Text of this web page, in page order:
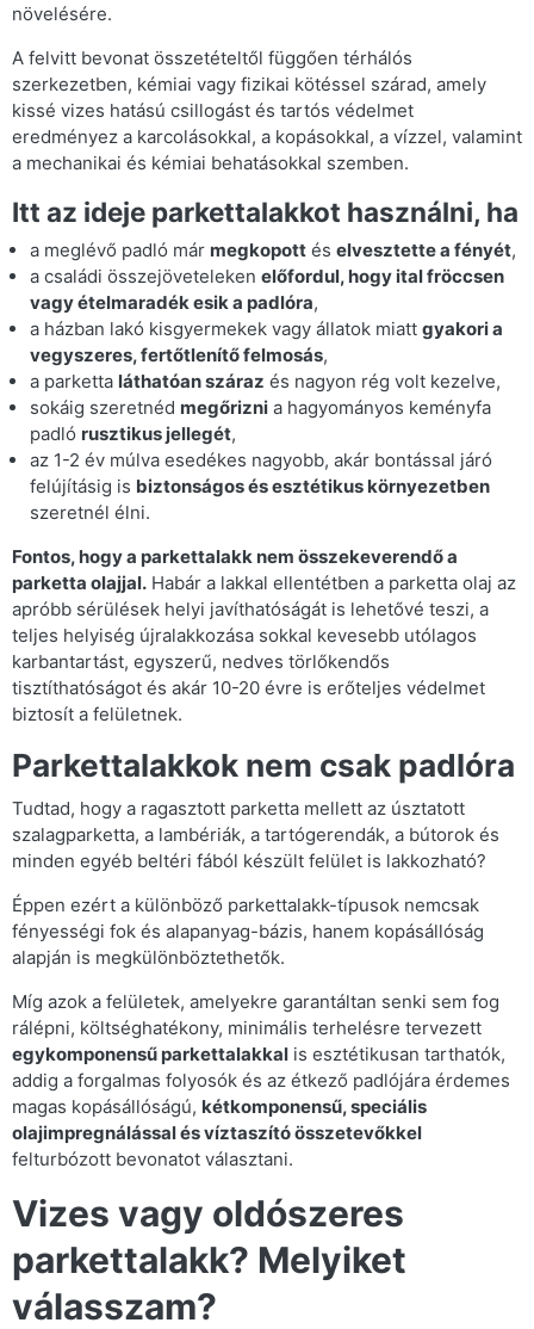
növelésére.
A felvitt bevonat összetételtől függően térhálós
szerkezetben, kémiai vagy fizikai kötéssel szárad, amely
kissé vizes hatású csillogást és tartós védelmet
eredményez a karcolásokkal, a kopásokkal, a vízzel, valamint
a mechanikai és kémiai behatásokkal szemben.
Itt az ideje parkettalakkot használni, ha
a meglévő padló már megkopott és elvesztette a fényét,
a családi összejöveteleken előfordul, hogy ital fröccsen
vagy ételmaradék esik a padlóra,
a házban lakó kisgyermekek vagy állatok miatt gyakori a
vegyszeres, fertőtlenítő felmosás,
a parketta láthatóan száraz és nagyon rég volt kezelve,
sokáig szeretnéd megőrizni a hagyományos keményfa
padló rusztikus jellegét,
az 1-2 év múlva esedékes nagyobb, akár bontással járó
felújításig is biztonságos és esztétikus környezetben
szeretnél élni.
Fontos, hogy a parkettalakk nem összekeverendő a
parketta olajjal. Habár a lakkal ellentétben a parketta olaj az
apróbb sérülések helyi javíthatóságát is lehetővé teszi, a
teljes helyiség újralakkozása sokkal kevesebb utólagos
karbantartást, egyszerű, nedves törlőkendős
tisztíthatóságot és akár 10-20 évre is erőteljes védelmet
biztosít a felületnek.
Parkettalakkok nem csak padlóra
Tudtad, hogy a ragasztott parketta mellett az úsztatott
szalagparketta, a lambériák, a tartógerendák, a bútorok és
minden egyéb beltéri fából készült felület is lakkozható?
Éppen ezért a különböző parkettalakk-típusok nemcsak
fényességi fok és alapanyag-bázis, hanem kopásállóság
alapján is megkülönböztethetők.
Míg azok a felületek, amelyekre garantáltan senki sem fog
rálépni, költséghatékony, minimális terhelésre tervezett
egykomponensű parkettalakkal is esztétikusan tarthatók,
addig a forgalmas folyosók és az étkező padlójára érdemes
magas kopásállóságú, kétkomponensű, speciális
olajimpregnálással és víztaszító összetevőkkel
felturbózott bevonatot választani.
Vizes vagy oldószeres
parkettalakk? Melyiket
válasszam?